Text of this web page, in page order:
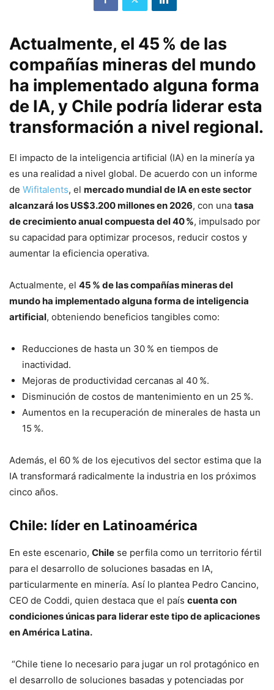
Actualmente, el 45 % de las
compañías mineras del mundo
ha implementado alguna forma
de IA, y Chile podría liderar esta
transformación a nivel regional.
El impacto de la inteligencia artificial (IA) en la minería ya
es una realidad a nivel global. De acuerdo con un informe
de Wifitalents, el mercado mundial de IA en este sector
alcanzará los US$3.200 millones en 2026, con una tasa
de crecimiento anual compuesta del 40 %, impulsado por
su capacidad para optimizar procesos, reducir costos y
aumentar la eficiencia operativa.
Actualmente, el 45 % de las compañías mineras del
mundo ha implementado alguna forma de inteligencia
artificial, obteniendo beneficios tangibles como:
Reducciones de hasta un 30 % en tiempos de
inactividad.
Mejoras de productividad cercanas al 40 %.
Disminución de costos de mantenimiento en un 25 %.
Aumentos en la recuperación de minerales de hasta un
15 %.
Además, el 60 % de los ejecutivos del sector estima que la
IA transformará radicalmente la industria en los próximos
cinco años.
Chile: líder en Latinoamérica
En este escenario, Chile se perfila como un territorio fértil
para el desarrollo de soluciones basadas en IA,
particularmente en minería. Así lo plantea Pedro Cancino,
CEO de Coddi, quien destaca que el país cuenta con
condiciones únicas para liderar este tipo de aplicaciones
en América Latina.
“Chile tiene lo necesario para jugar un rol protagónico en
el desarrollo de soluciones basadas y potenciadas por